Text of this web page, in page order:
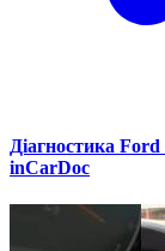
Діагностика
inCarDoc